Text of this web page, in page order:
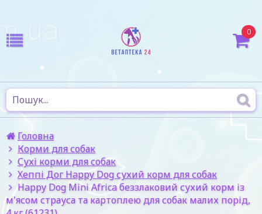
0
Головна
Корми для собак
Сухі корми для собак
Хеппі Дог Happy Dog сухий корм для собак
Happy Dog Mini Africa беззлаковий сухий корм із
м'ясом страуса та картоплею для собак малих порід,